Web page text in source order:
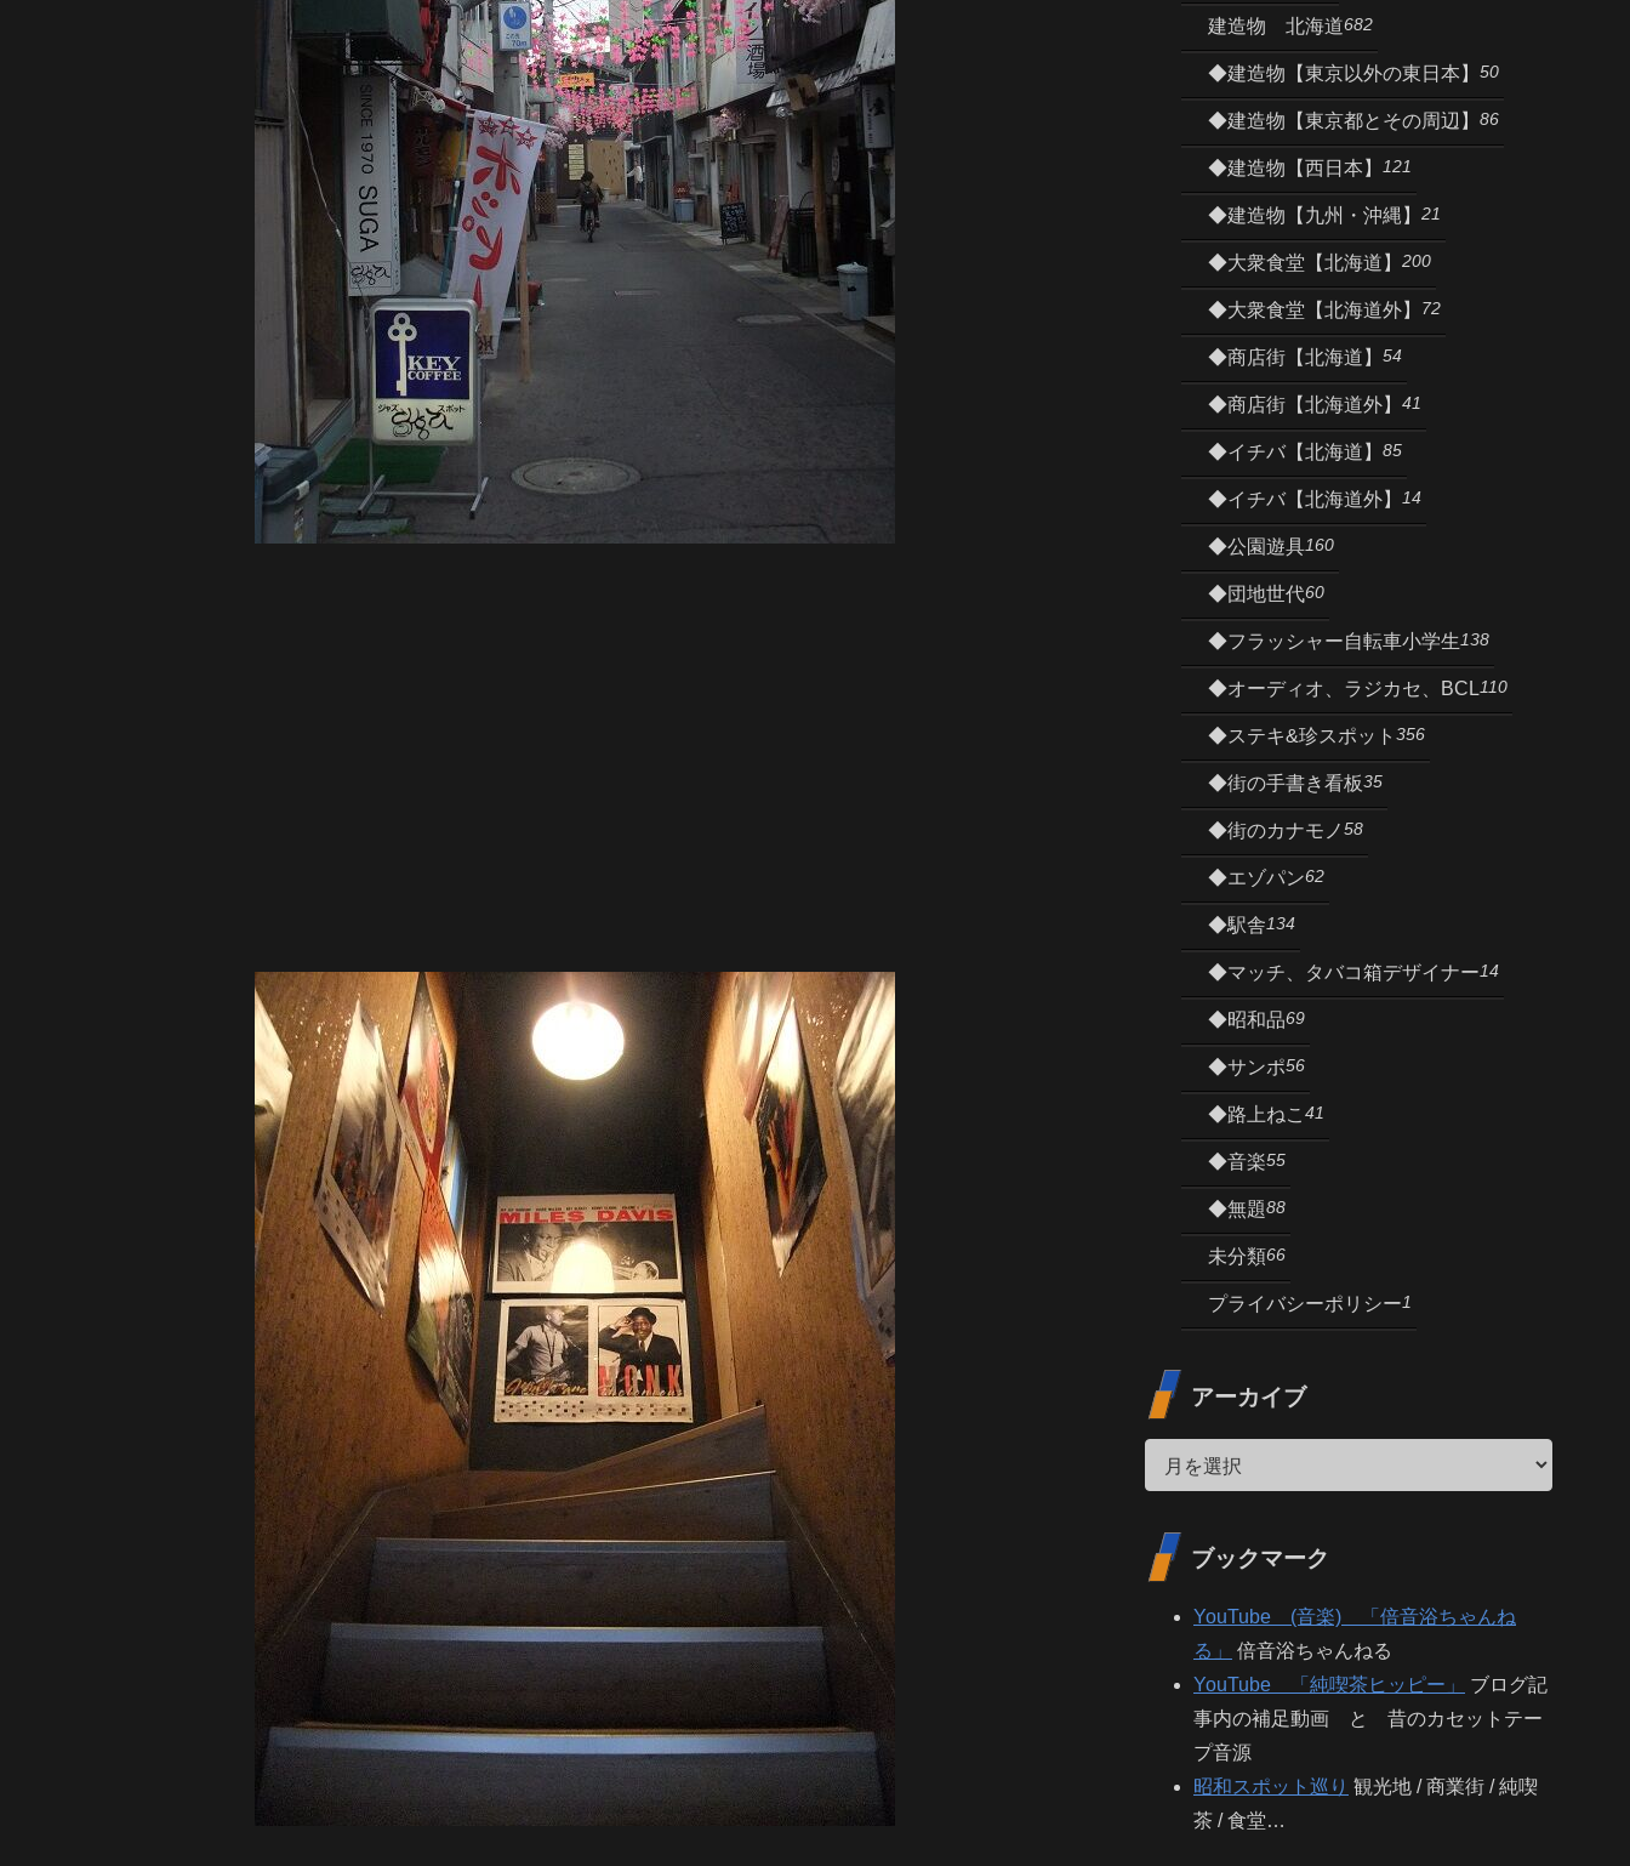
建造物 北海道682
◆建造物【東京以外の東日本】 50
◆建造物【東京都とその周辺】 86
◆建造物【西日本】 121
◆建造物【九州・沖縄】 21
◆大衆食堂【北海道】 200
◆大衆食堂【北海道外】 72
◆商店街【北海道】 54
◆商店街【北海道外】 41
◆イチバ【北海道】 85
◆イチバ【北海道外】 14
◆公園遊具160
◆団地世代60
◆フラッシャー自転車小学生138
◆オーディオ、ラジカセ、BCL110
◆ステキ&珍スポット 356
◆街の手書き看板35
◆街のカナモノ58
◆エゾパン62
◆駅舎134
◆マッチ、タバコ箱デザイナー14
◆昭和品69
◆サンポ56
◆路上ねこ 41
◆音楽55
◆無題88
未分類66
プライバシーポリシー1
アーカイブ
ブックマーク
YouTube (音楽) 「倍音浴ちゃんね
る」
倍音浴ちゃんねる
YouTube 「純喫茶ヒッピー」
ブログ記
事内の補足動画 と 昔のカセットテー
プ音源
昭和スポット巡り 観光地 / 商業街 / 純喫
茶 / 食堂…